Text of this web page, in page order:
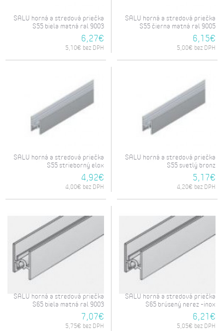
SALU horná a stredová priečka
S55 biela matná ral 9003
6,27€
5,10€ bez DPH
SALU horná a stredová priečka
S55 čierna matná ral 9005
6,15€
5,00€ bez DPH
SALU horná a stredová priečka
S55 strieborný elox
4,92€
4,00€ bez DPH
SALU horná a stredová priečka
S55 svetlý bronz
5,17€
4,20€ bez DPH
SALU horná a stredová priečka
S65 biela matná ral 9003
7,07€
5,75€ bez DPH
SALU horná a stredová priečka
S65 brúsený nerez -inox
6,21€
5,05€ bez DPH